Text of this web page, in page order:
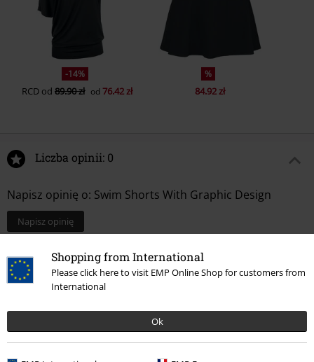
Shopping from International
Please click here to visit EMP Online Shop for customers from
International
Ok
-14%
RCD od 89.90 zł od 76.42 zł
%
84.92 zł
Liczba opinii: 0
Napisz opinię o: Swim Shorts With Graphic Design
Napisz opinię